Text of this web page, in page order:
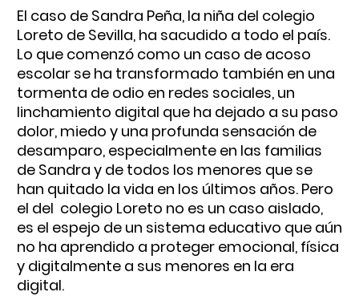
El caso de Sandra Peña, la niña del colegio
Loreto de Sevilla, ha sacudido a todo el país.
Lo que comenzó como un caso de acoso
escolar se ha transformado también en una
tormenta de odio en redes sociales, un
linchamiento digital que ha dejado a su paso
dolor, miedo y una profunda sensación de
desamparo, especialmente en las familias
de Sandra y de todos los menores que se
han quitado la vida en los últimos años. Pero
el del colegio Loreto no es un caso aislado,
es el espejo de un sistema educativo que aún
no ha aprendido a proteger emocional, física
y digitalmente a sus menores en la era
digital.